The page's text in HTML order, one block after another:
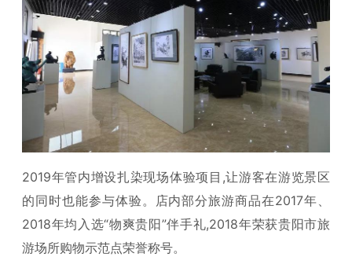
2019年管内增设扎染现场体验项目,让游客在游览景区
的同时也能参与体验。店内部分旅游商品在2017年、
2018年均入选“物爽贵阳”伴手礼,2018年荣获贵阳市旅
游场所购物示范点荣誉称号。